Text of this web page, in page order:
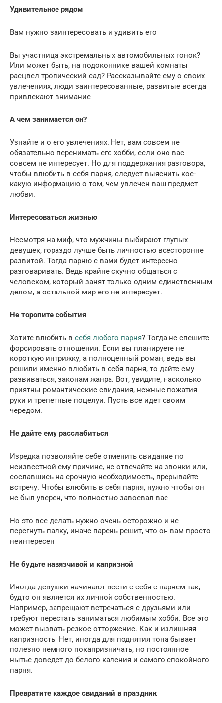
Удивительное рядом
Вам нужно заинтересовать и удивить его
Вы участница экстремальных автомобильных гонок?
Или может быть, на подоконнике вашей комнаты
расцвел тропический сад? Рассказывайте ему о своих
увлечениях, люди заинтересованные, развитые всегда
привлекают внимание
А чем занимается он?
Узнайте и о его увлечениях. Нет, вам совсем не
обязательно перенимать его хобби, если оно вас
совсем не интересует. Но для поддержания разговора,
чтобы влюбить в себя парня, следует выяснить кое-
какую информацию о том, чем увлечен ваш предмет
любви.
Интересоваться жизнью
Несмотря на миф, что мужчины выбирают глупых
девушек, гораздо лучше быть личностью всесторонне
развитой. Тогда парню с вами будет интересно
разговаривать. Ведь крайне скучно общаться с
человеком, который занят только одним единственным
делом, а остальной мир его не интересует.
Не торопите события
Хотите влюбить в себя любого парня? Тогда не спешите
форсировать отношения. Если вы планируете не
короткую интрижку, а полноценный роман, ведь вы
решили именно влюбить в себя парня, то дайте ему
развиваться, законам жанра. Вот, увидите, насколько
приятны романтические свидания, нежные пожатия
руки и трепетные поцелуи. Пусть все идет своим
чередом.
Не дайте ему расслабиться
Изредка позволяйте себе отменить свидание по
неизвестной ему причине, не отвечайте на звонки или,
сославшись на срочную необходимость, прерывайте
встречу. Чтобы влюбить в себя парня, нужно чтобы он
не был уверен, что полностью завоевал вас
Но это все делать нужно очень осторожно и не
перегнуть палку, иначе парень решит, что он вам просто
неинтересен
Не будьте навязчивой и капризной
Иногда девушки начинают вести с себя с парнем так,
будто он является их личной собственностью.
Например, запрещают встречаться с друзьями или
требуют перестать заниматься любимым хобби. Все это
может вызвать резкое отторжение. Как и излишняя
капризность. Нет, иногда для поднятия тона бывает
полезно немного покапризничать, но постоянное
нытье доведет до белого каления и самого спокойного
парня.
Превратите каждое свиданий в праздник